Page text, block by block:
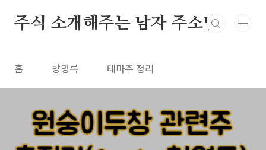
주식 소개해주는 남자 주소남
홈 방명록 테마주 정리